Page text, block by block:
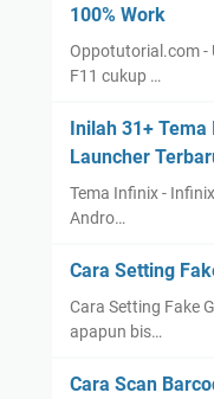
100% Work
Oppotutorial.com -
F11 cukup …
Inilah 31+
Launcher
Tema Infinix -
Andro…
Cara Setting
Cara Setting Fake
apapun bis…
Cara Scan